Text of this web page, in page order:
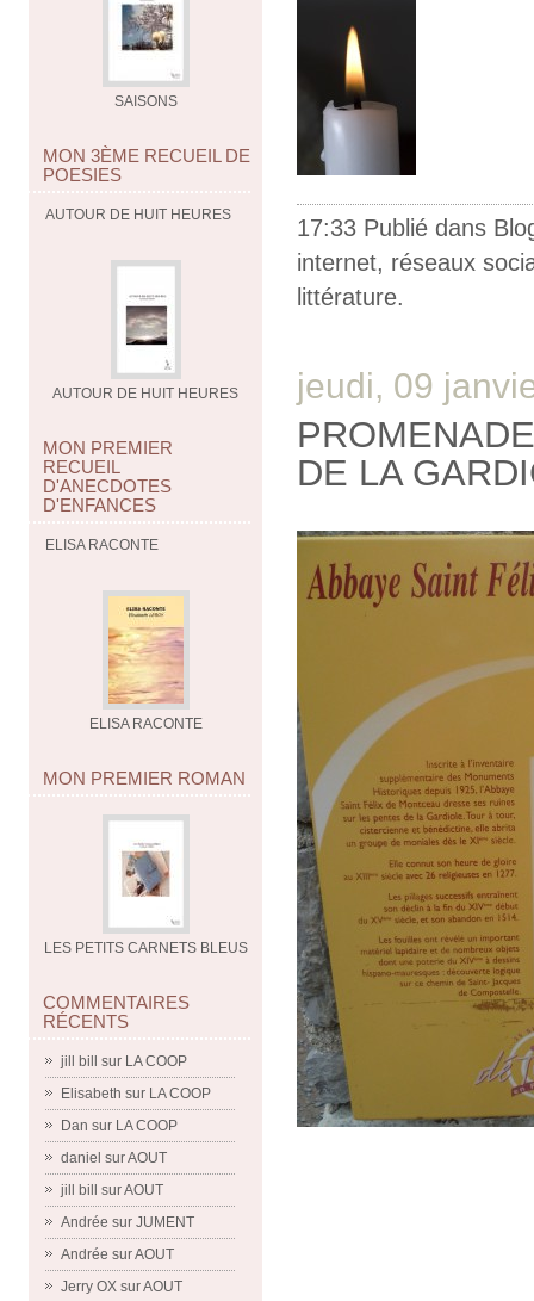
SAISONS
MON 3ÈME RECUEIL DE
POESIES
AUTOUR DE HUIT HEURES
AUTOUR DE HUIT HEURES
MON PREMIER
RECUEIL
D'ANECDOTES
D'ENFANCES
ELISA RACONTE
ELISA RACONTE
MON PREMIER ROMAN
LES PETITS CARNETS BLEUS
COMMENTAIRES
RÉCENTS
jill bill sur LA COOP
Elisabeth sur LA COOP
Dan sur LA COOP
daniel surAOUT
jill bill
surAOUT
Andrée sur JUMENT
Andrée surAOUT
Jerry OX surAOUT
17:33 Publié dans
internet, réseaux
littérature.
jeudi, 09
DE LA